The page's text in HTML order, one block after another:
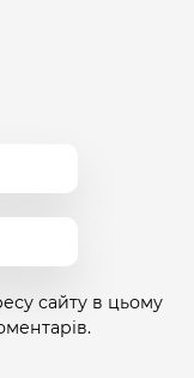
сайту в цьому